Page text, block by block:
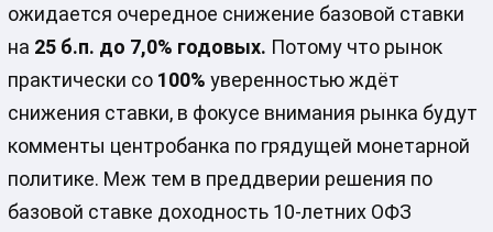
ожидается очередное снижение базовой ставки
на 25 б.п. до 7,0% годовых. Потому что рынок
практически со 100% уверенностью ждёт
снижения ставки, в фокусе внимания рынка будут
комменты центробанка по грядущей монетарной
политике. Меж тем в преддверии решения по
базовой ставке доходность 10-летних ОФЗ